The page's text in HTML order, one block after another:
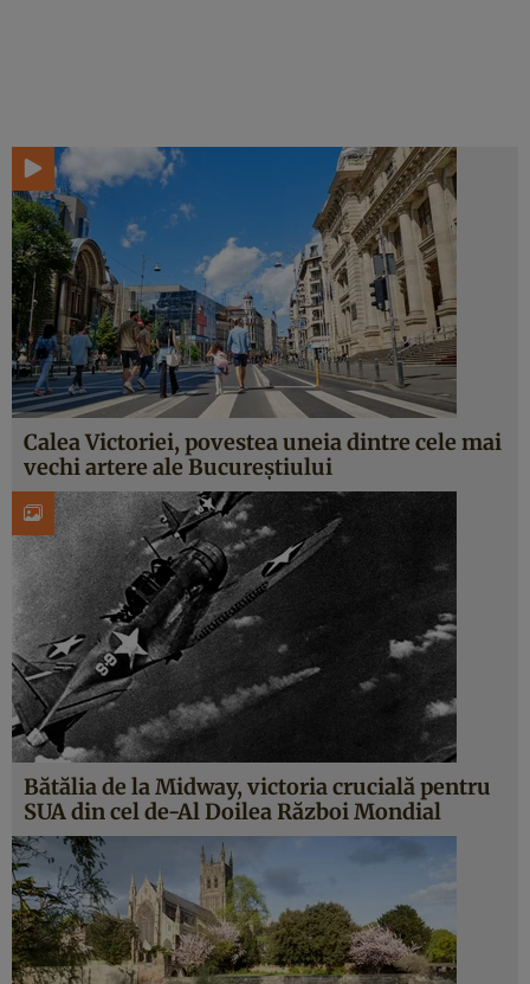
Calea Victoriei, povestea uneia dintre cele mai
vechi artere ale Bucureștiului
Bătălia de la Midway, victoria crucială pentru
SUA din cel de-Al Doilea Război Mondial